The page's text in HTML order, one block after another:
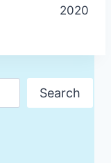
2020
Search